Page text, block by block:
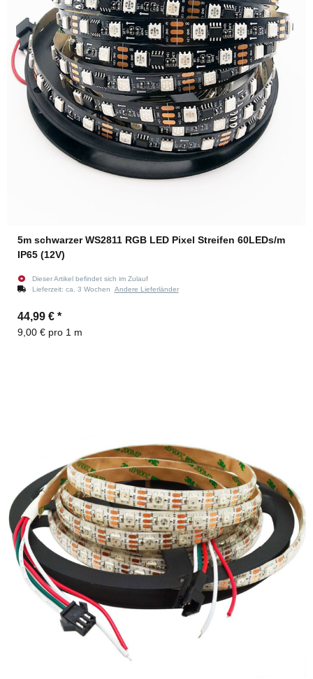
5m schwarzer WS2811 RGB LED Pixel Streifen 60LEDs/m
IP65 (12V)
Dieser Artikel befindet sich im Zulauf
Lieferzeit: ca. 3 Wochen Andere Lieferländer
44,99 € *
9,00 € pro 1 m